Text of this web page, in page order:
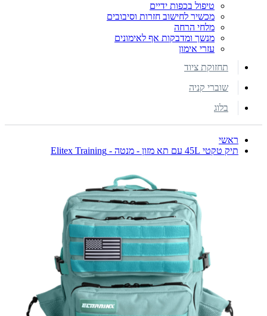
טיפול בכפות ידיים
מכשיר לחישוב חזרות וסיבובים
מלחי הרחה
מנשך ומדבקות אף לאימונים
עזרי אימון
תחזוקת ציוד
שוברי קניה
בלוג
ראשי
תיק טקטי 45L עם תא מזון - מנטה - Elitex Training